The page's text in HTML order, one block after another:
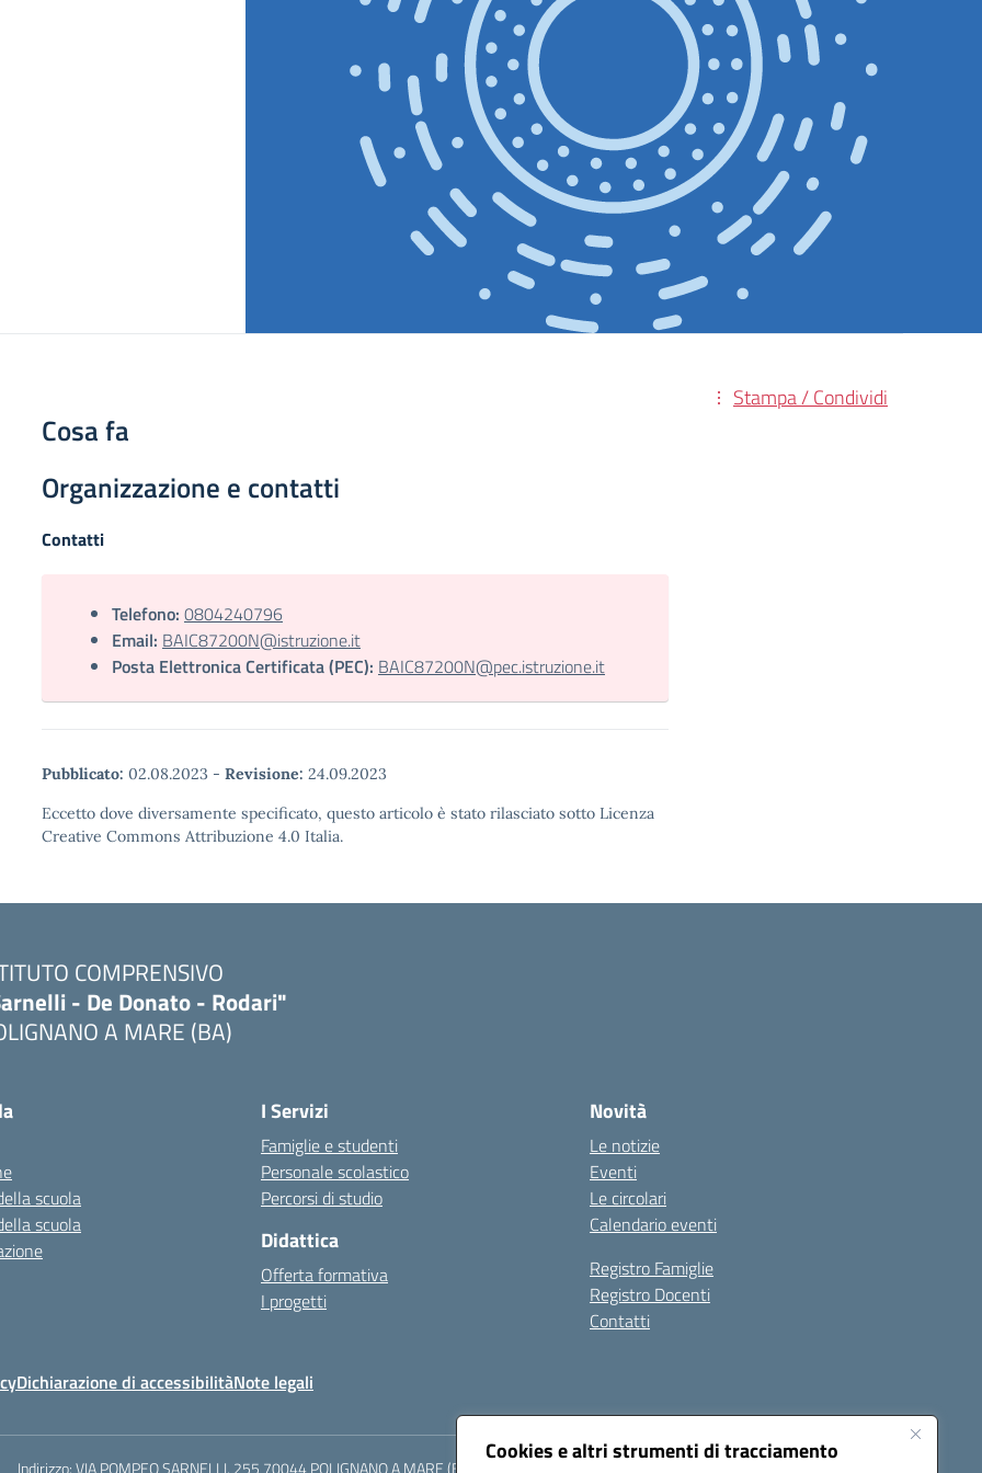
Cookies e altri strumenti di tracciamento
Stampa / Condividi
Cosa fa
Organizzazione e contatti
Contatti
Telefono: 0804240796
Email: BAIC87200N@istruzione.it
Posta Elettronica Certificata (PEC): BAIC87200N@pec.istruzione.it
Pubblicato: 02.08.2023 - Revisione: 24.09.2023
Eccetto dove diversamente specificato, questo articolo è stato rilasciato sotto Licenza
Creative Commons Attribuzione 4.0 Italia.
COMPRENSIVO
- De Donato - Rodari"
A MARE (BA)
scuola
scuola
I Servizi
Famiglie e studenti
Personale scolastico
Percorsi di studio
Didattica
Offerta formativa
I progetti
Novità
Le notizie
Eventi
Le circolari
Calendario eventi
Registro Famiglie
Registro Docenti
Contatti
Dichiarazione di accessibilitàNote legali
Indirizzo:VIA POMPEO SARNELLI, 255 70044 POLIGNANO A MARE (BA)